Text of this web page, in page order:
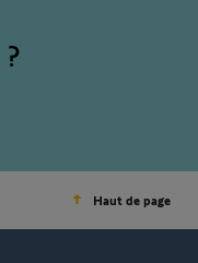
Haut de page